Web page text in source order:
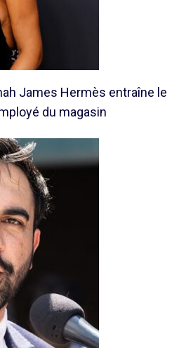
James Hermès entraîne le
du magasin